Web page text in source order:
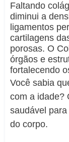
Faltando
diminui a
ligamentos
cartilagens
porosas. O
órgãos e
fortalecendo
Você sabia
com a idade?
saudável
do corpo.